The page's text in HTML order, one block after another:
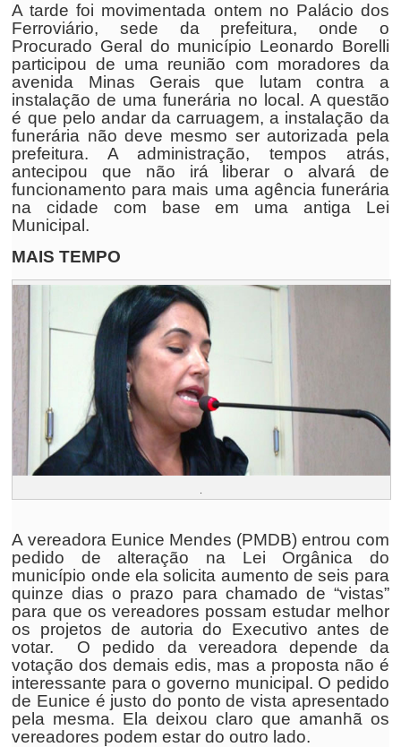
A tarde foi movimentada ontem no Palácio dos
Ferroviário, sede da prefeitura, onde o
Procurado Geral do município Leonardo Borelli
participou de uma reunião com moradores da
avenida Minas Gerais que lutam contra a
instalação de uma funerária no local. A questão
é que pelo andar da carruagem, a instalação da
funerária não deve mesmo ser autorizada pela
prefeitura. A administração, tempos atrás,
antecipou que não irá liberar o alvará de
funcionamento para mais uma agência funerária
na cidade com base em uma antiga Lei
Municipal.
MAIS TEMPO
A vereadora Eunice Mendes (PMDB) entrou com
pedido de alteração na Lei Orgânica do
município onde ela solicita aumento de seis para
quinze dias o prazo para chamado de “vistas”
para que os vereadores possam estudar melhor
os projetos de autoria do Executivo antes de
votar. O pedido da vereadora depende da
votação dos demais edis, mas a proposta não é
interessante para o governo municipal. O pedido
de Eunice é justo do ponto de vista apresentado
pela mesma. Ela deixou claro que amanhã os
vereadores podem estar do outro lado.